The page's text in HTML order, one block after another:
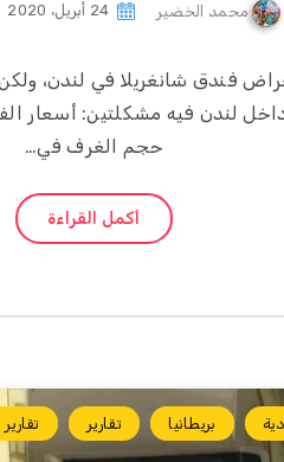
محمد الخضير 24 أبريل، 2020
فندق شانغريلا في لندن،
لندن فيه مشكلتين: أسعار
حجم الغرف في…
أكمل القراءة
بريطانيا تقارير